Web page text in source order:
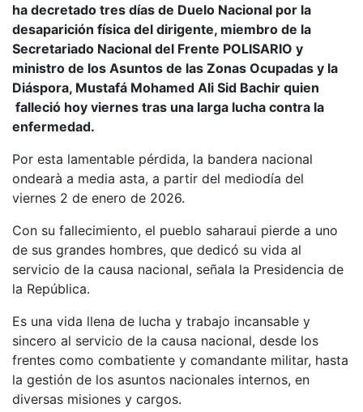
ha decretado tres días de Duelo Nacional por la
desaparición física del dirigente, miembro de la
Secretariado Nacional del Frente POLISARIO y
ministro de los Asuntos de las Zonas Ocupadas y la
Diáspora, Mustafá Mohamed Ali Sid Bachir quien
falleció hoy viernes tras una larga lucha contra la
enfermedad.
Por esta lamentable pérdida, la bandera nacional
ondearà a media asta, a partir del mediodía del
viernes 2 de enero de 2026.
Con su fallecimiento, el pueblo saharaui pierde a uno
de sus grandes hombres, que dedicó su vida al
servicio de la causa nacional, señala la Presidencia de
la República.
Es una vida llena de lucha y trabajo incansable y
sincero al servicio de la causa nacional, desde los
frentes como combatiente y comandante militar, hasta
la gestión de los asuntos nacionales internos, en
diversas misiones y cargos.